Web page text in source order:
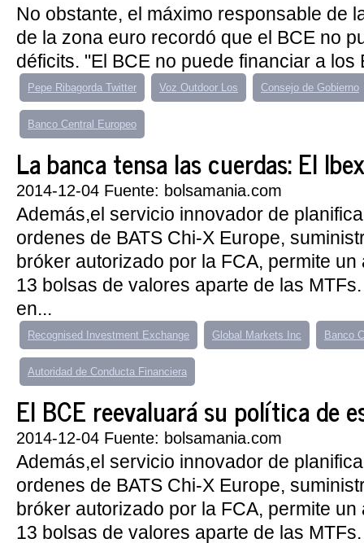
No obstante, el máximo responsable de
de la zona euro recordó que el BCE no
déficits. "El BCE no puede financiar a los
Pepe Ribagorda Twitter Voz Outdoor Los Consejo de Gobierno
Banco Central Europeo
La banca tensa las cuerdas: El
2014-12-04 Fuente: bolsamania.com
Además,el servicio innovador de
ordenes de BATS Chi-X Europe,
bróker autorizado por la FCA, permite
13 bolsas de valores aparte de las
en...
Recognised Investment Exchange Global Markets Inc Banco
Autoridad de Conducta Financiera
El BCE reevaluará su política de
2014-12-04 Fuente: bolsamania.com
Además,el servicio innovador de
ordenes de BATS Chi-X Europe,
bróker autorizado por la FCA, permite
13 bolsas de valores aparte de las